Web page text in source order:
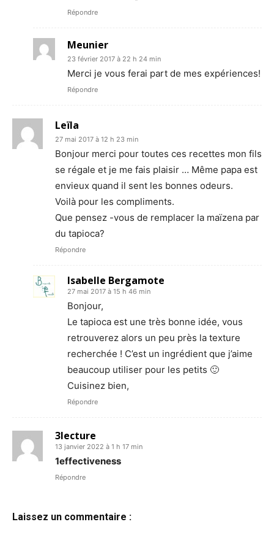
Répondre
Meunier
23 février 2017 à 22 h 24 min
Merci je vous ferai part de mes expériences!
Répondre
Leïla
27 mai 2017 à 12 h 23 min
Bonjour merci pour toutes ces recettes mon fils
se régale et je me fais plaisir … Même papa est
envieux quand il sent les bonnes odeurs.
Voilà pour les compliments.
Que pensez -vous de remplacer la maïzena par
du tapioca?
Répondre
Isabelle Bergamote
27 mai 2017 à 15 h 46 min
Bonjour,
Le tapioca est une très bonne idée, vous
retrouverez alors un peu près la texture
recherchée ! C’est un ingrédient que j’aime
beaucoup utiliser pour les petits 🙂
Cuisinez bien,
Répondre
3lecture
13 janvier 2022 à 1 h 17 min
1effectiveness
Répondre
Laissez un commentaire :